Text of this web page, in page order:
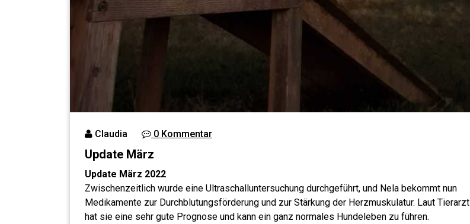
Claudia 0 Kommentar
Update März
Update März 2022
Zwischenzeitlich wurde eine Ultraschalluntersuchung durchgeführt, und Nela bekommt nun
Medikamente zur Durchblutungsförderung und zur Stärkung der Herzmuskulatur. Laut Tierarzt
hat sie eine sehr gute Prognose und kann ein ganz normales Hundeleben zu führen.